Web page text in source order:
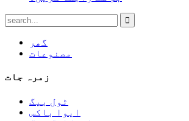
گھر
مصنوعات
زمرہ جات
ٹول بیگ
ایوا باکس